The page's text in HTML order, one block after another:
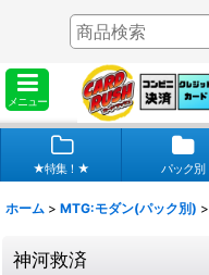
メニュー
★特集！★ パック別
ホーム > MTG:モダン(パック別) >
神河救済